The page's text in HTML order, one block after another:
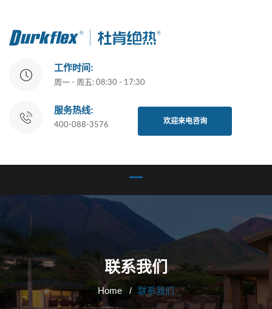
工作时间:
周一 - 周五: 08:30 - 17:30
服务热线:
400-088-3576 欢迎来电咨询
联系我们
Home 联系我们